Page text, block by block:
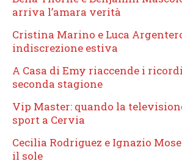
arriva l’amara verità
Cristina Marino e Luca
indiscrezione estiva
A Casa di Emy riaccende i
seconda stagione
Vip Master: quando la
sport a Cervia
Cecilia Rodriguez e Ignazio
il sole